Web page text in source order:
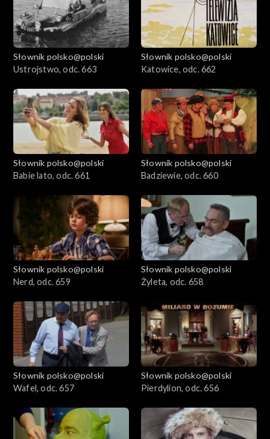
Słownik polsko@polski
Ustrojstwo, odc. 663
Słownik polsko@polski
Katowice, odc. 662
Słownik polsko@polski
Babie lato, odc. 661
Słownik polsko@polski
Badziewie, odc. 660
Słownik polsko@polski
Nerd, odc. 659
Słownik polsko@polski
Żyleta, odc. 658
Słownik polsko@polski
Wafel, odc. 657
Słownik polsko@polski
Pierdylion, odc. 656